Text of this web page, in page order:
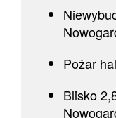
Pożar
Blisko